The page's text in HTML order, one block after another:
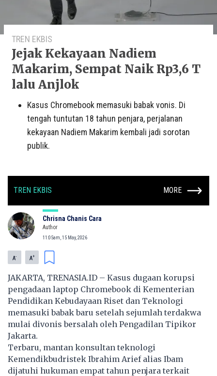
TREN EKBIS
Jejak Kekayaan Nadiem
Makarim, Sempat Naik Rp3,6 T
lalu Anjlok
Kasus Chromebook memasuki babak vonis. Di
tengah tuntutan 18 tahun penjara, perjalanan
kekayaan Nadiem Makarim kembali jadi sorotan
publik.
TREN EKBIS MORE
Chrisna Chanis Cara
Author
11:05am, 15 May, 2026
A- A+
JAKARTA, TRENASIA.ID – Kasus dugaan korupsi
pengadaan laptop Chromebook di Kementerian
Pendidikan Kebudayaan Riset dan Teknologi
memasuki babak baru setelah sejumlah terdakwa
mulai divonis bersalah oleh Pengadilan Tipikor
Jakarta.
Terbaru, mantan konsultan teknologi
Kemendikbudristek Ibrahim Arief alias Ibam
dijatuhi hukuman empat tahun penjara terkait